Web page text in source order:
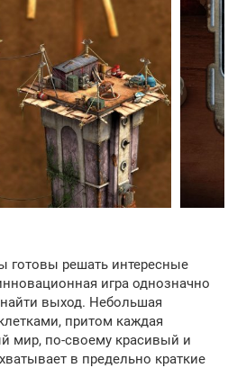
готовы решать интересные
игра однозначно
выход. Небольшая
притом каждая
мир, по-своему красивый и
в предельно краткие